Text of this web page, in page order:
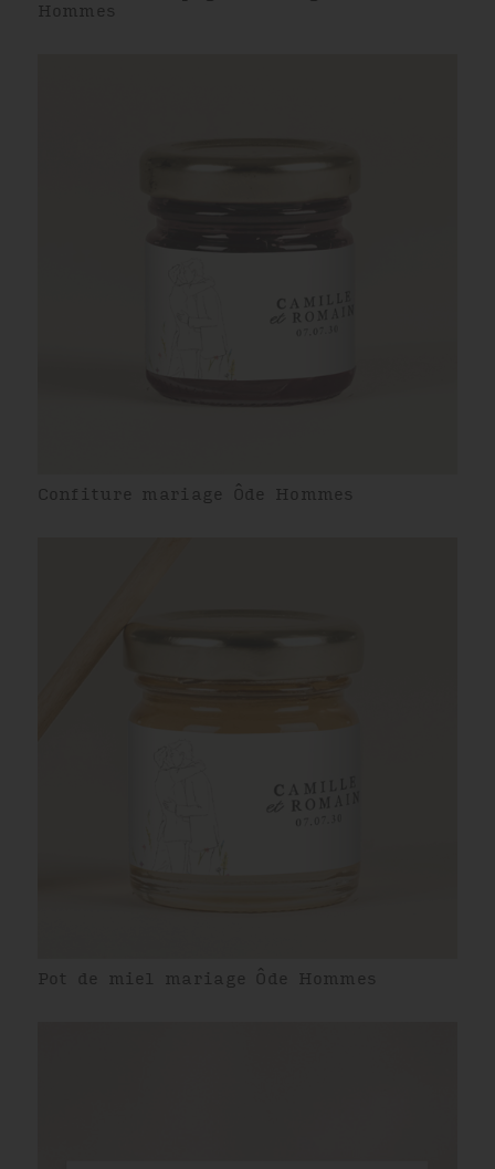
Hommes
Confiture mariage Ôde Hommes
Pot de miel mariage Ôde Hommes